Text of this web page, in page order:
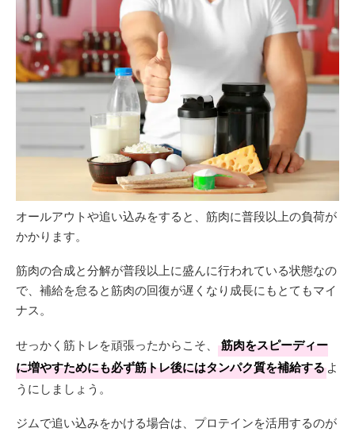
オールアウトや追い込みをすると、筋肉に普段以上の負荷が
かかります。
筋肉の合成と分解が普段以上に盛んに行われている状態なの
で、補給を怠ると筋肉の回復が遅くなり成長にもとてもマイ
ナス。
せっかく筋トレを頑張ったからこそ、
筋肉をスピーディー
に増やすためにも必ず筋トレ後にはタンパク質を補給するよ
うにしましょう。
ジムで追い込みをかける場合は、プロテインを活用するのが